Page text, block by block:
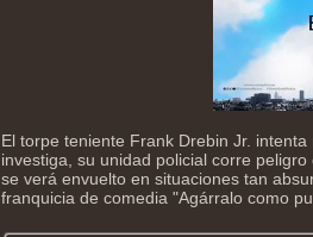
El torpe teniente Frank Drebin Jr.
investiga, su unidad policial corre
se verá envuelto en situaciones tan
franquicia de comedia "Agárralo como